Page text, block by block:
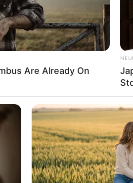
Are Already On